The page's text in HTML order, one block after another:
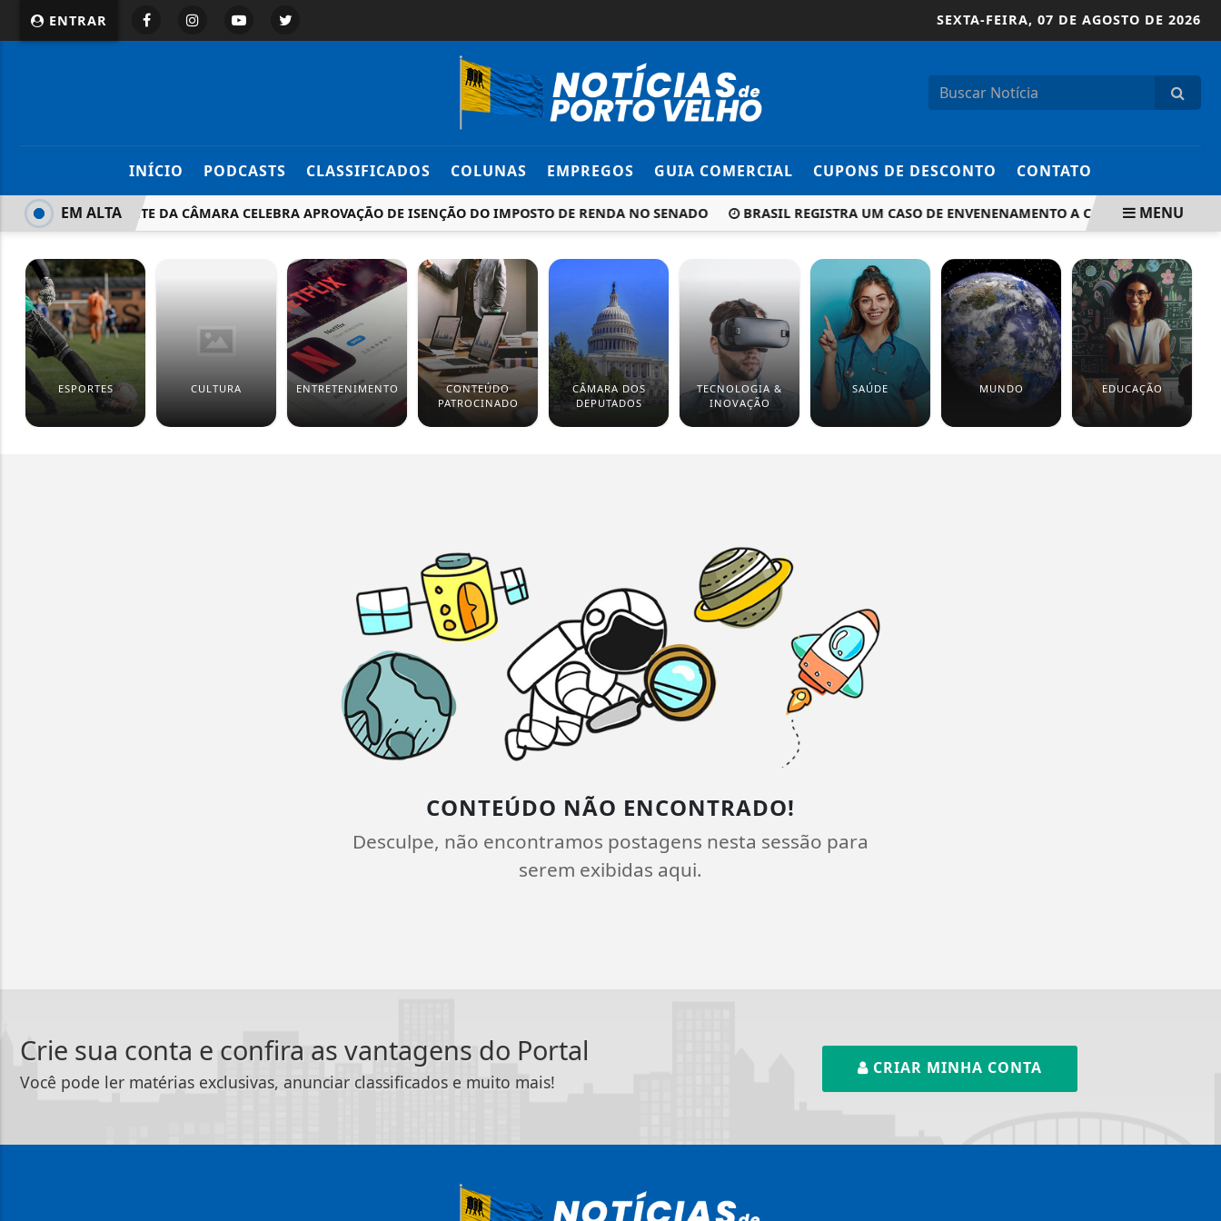
ENTRAR SEXTA-FEIRA, 07 DE AGOSTO DE 2026
INÍCIO PODCASTS CLASSIFICADOS COLUNAS EMPREGOS GUIA COMERCIAL CUPONS DE DESCONTO CONTATO
PRESIDENTE DA CÂMARA CELEBRA APROVAÇÃO DE ISENÇÃO DO IMPOSTO DE RENDA NO SENADO BRASIL REGISTRA UM CASO DE ENVENENAMENTO A CADA DUAS HORAS
EM ALTA MENU
ESPORTES CULTURA ENTRETENIMENTO
CONTEÚDO
PATROCINADO
CÂMARA DOS
DEPUTADOS
TECNOLOGIA &
INOVAÇÃO
SAÚDE MUNDO EDUCAÇÃO
CONTEÚDO NÃO ENCONTRADO!
Desculpe, não encontramos postagens nesta sessão para
serem exibidas aqui.
Crie sua conta e confira as vantagens do Portal
Você pode ler matérias exclusivas, anunciar classificados e muito mais!
CRIAR MINHA CONTA